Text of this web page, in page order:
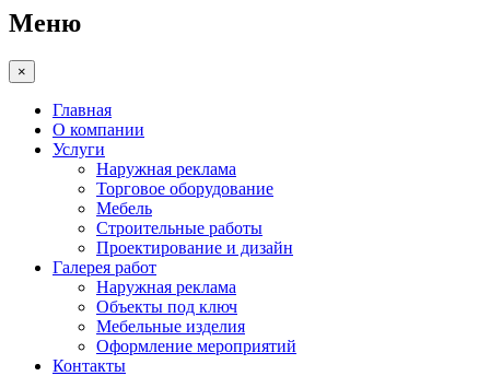
Меню
×
Главная
О компании
Услуги
Наружная реклама
Торговое оборудование
Мебель
Строительные работы
Проектирование и дизайн
Галерея работ
Наружная реклама
Объекты под ключ
Мебельные изделия
Оформление мероприятий
Контакты